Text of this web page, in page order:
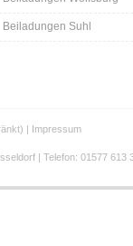
Beiladungen Suhl
| Impressum
| Telefon: 01577